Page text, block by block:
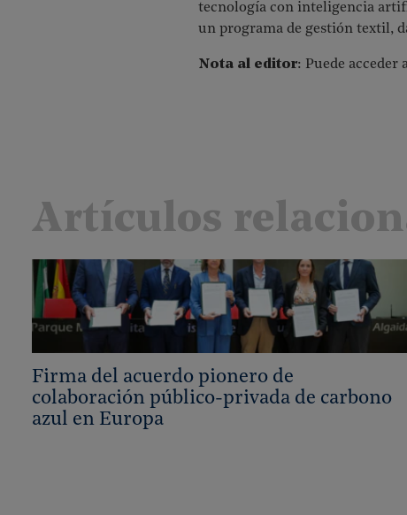
tecnología con inteligencia
un programa de gestión textil,
Nota al editor: Puede acceder
Artículos
Firma del acuerdo pionero de
colaboración público-privada de carbono
azul en Europa